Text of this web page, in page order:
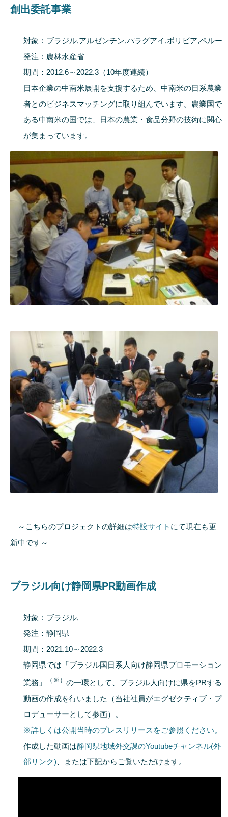
創出委託事業
対象：ブラジル,アルゼンチン,パラグアイ,ボリビア,ペルー
発注：農林水産省
期間：2012.6～2022.3（10年度連続）
日本企業の中南米展開を支援するため、中南米の日系農業
者とのビジネスマッチングに取り組んでいます。農業国で
ある中南米の国では、日本の農業・食品分野の技術に関心
が集まっています。
～こちらのプロジェクトの詳細は特設サイト にて現在も更
新中です～
ブラジル向け静岡県PR動画作成
対象：ブラジル,
発注：静岡県
期間：2021.10～2022.3
静岡県では「ブラジル国日系人向け静岡県プロモーション
業務」 （※） の一環として、ブラジル人向けに県をPRする
動画の作成を行いました（当社社員がエグゼクティブ・プ
ロデューサーとして参画）。
※詳しくは公開当時のプレスリリースをご参照ください。
作成した動画は静岡県地域外交課のYoutubeチャンネル(外
部リンク) 、または下記からご覧いただけます。